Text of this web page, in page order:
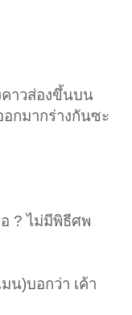
าวส่องขึ้นบน
กมากร่างกันซะ
? ไม่มีพิธีศพ
น)บอกว่า เค้า